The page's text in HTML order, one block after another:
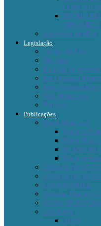
Assessoria Jurídica
Legislação
Código de Ética
Decretos
Estatuto do
Lei Orgânica
Leis
Leis Municipais
Portarias
Publicações
Plano Municipal
Plano de
Plano
PLANO
Plano de
CONSELHO
CONSELHO
CACS FUNDEB
Governo Digital –
LISTA DE
CODEMA
ATAS